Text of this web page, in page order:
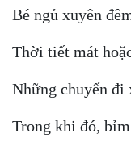
Bé ngủ xuyên
Thời tiết mát
Những chuyến đi
Trong khi đó,